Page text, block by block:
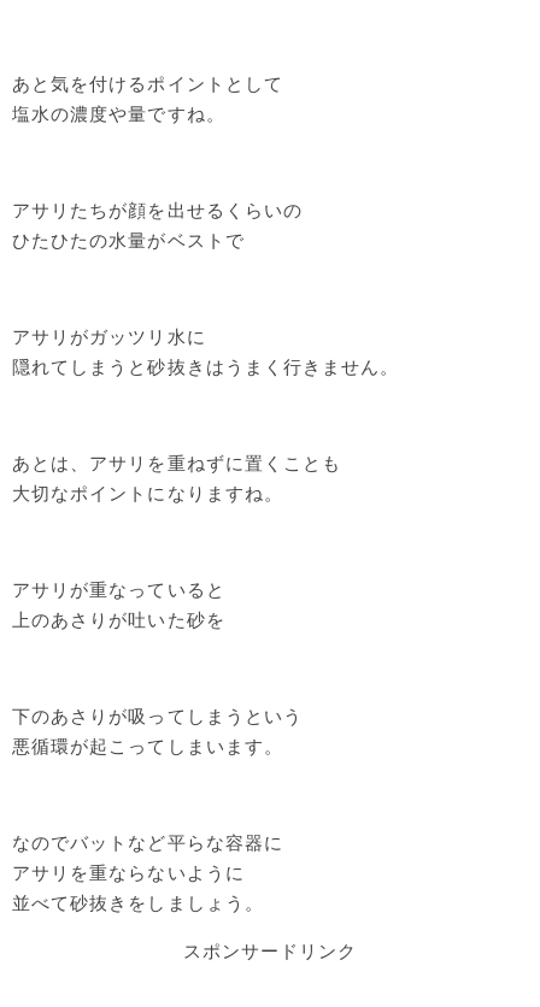
あと気を付けるポイントとして
塩水の濃度や量ですね。
アサリたちが顔を出せるくらいの
ひたひたの水量がベストで
アサリがガッツリ水に
隠れてしまうと砂抜きはうまく行きません。
あとは、アサリを重ねずに置くことも
大切なポイントになりますね。
アサリが重なっていると
上のあさりが吐いた砂を
下のあさりが吸ってしまうという
悪循環が起こってしまいます。
なのでバットなど平らな容器に
アサリを重ならないように
並べて砂抜きをしましょう。
スポンサードリンク